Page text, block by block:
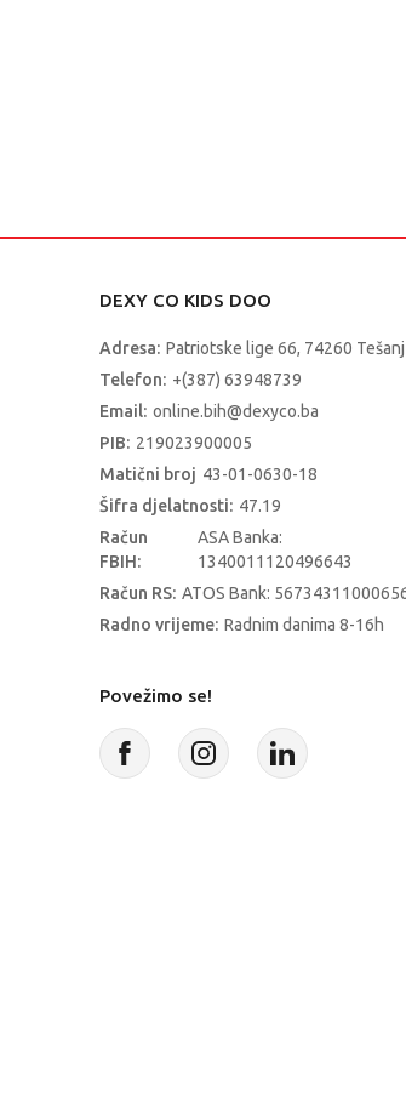
DEXY CO KIDS DOO
Adresa: Patriotske lige 66, 74260 Tešanj
Telefon: +(387) 63948739
Email: online.bih@dexyco.ba
PIB: 219023900005
Matični broj 43-01-0630-18
Šifra djelatnosti: 47.19
Račun
FBIH:
ASA Banka:
1340011120496643
Račun RS: ATOS Bank:
Radno vrijeme: Radnim danima 8-16h
Povežimo se!